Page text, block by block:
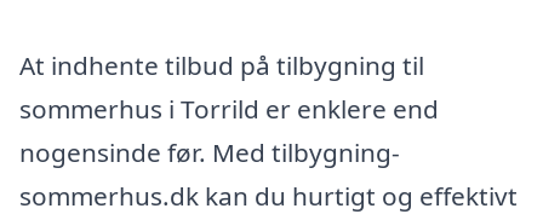
At indhente tilbud på tilbygning til
sommerhus i Torrild er enklere end
nogensinde før. Med tilbygning-
sommerhus.dk kan du hurtigt og effektivt